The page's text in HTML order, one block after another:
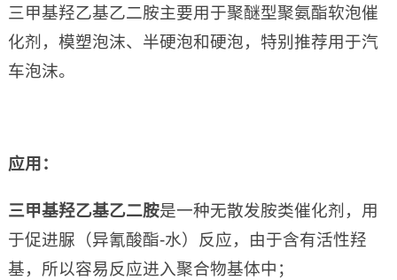
三甲基羟乙基乙二胺主要用于聚醚型聚氨酯软泡催
化剂，模塑泡沫、半硬泡和硬泡，特别推荐用于汽
车泡沫。
应用 ：
三甲基羟乙基乙二胺是一种无散发胺类催化剂，用
于促进脲（异氰酸酯-水）反应，由于含有活性羟
基，所以容易反应进入聚合物基体中；